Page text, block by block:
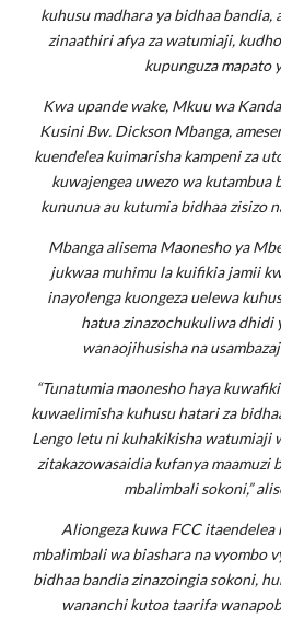
kuhusu madhara ya bidhaa bandia,
zinaathiri afya za watumiaji,
kupunguza mapato
Kwa upande wake, Mkuu wa
Kusini Bw. Dickson Mbanga,
kuendelea kuimarisha kampeni za
kuwajengea uwezo wa kutambua
kununua au kutumia bidhaa zisizo
Mbanga alisema Maonesho ya
jukwaa muhimu la kuifikia jamii
inayolenga kuongeza uelewa
hatua zinazochukuliwa dhidi
wanaojihusisha na
“Tunatumia maonesho haya
kuwaelimisha kuhusu hatari za
Lengo letu ni kuhakikisha watumiaji
zitakazowasaidia kufanya maamuzi
mbalimbali sokoni,”
Aliongeza kuwa FCC
mbalimbali wa biashara na vyombo
bidhaa bandia zinazoingia sokoni,
wananchi kutoa taarifa